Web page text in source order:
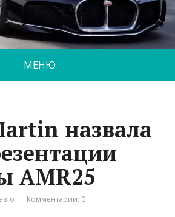
МЕНЮ
назвала
AMR25
Комментарии: 0